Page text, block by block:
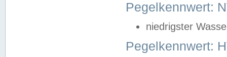
Pegelkennwert:
niedrigster
Pegelkennwert: